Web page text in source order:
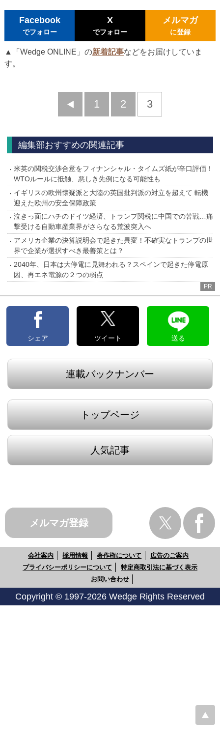
Facebook
でフォロー
X
でフォロー
メルマガ
に登録
▲「Wedge ONLINE」の新着記事などをお届けしていま
す。
前
1 2 3
編集部おすすめの関連記事
米英の関税交渉合意をフィナンシャル・タイムズ紙が辛口評価！
WTOルールに抵触、悪しき先例になる可能性も
イギリスの欧州懐疑派と大陸の英国批判派の対立を超えて 転機
迎えた欧州の安全保障政策
泣きっ面にハチのドイツ経済、トランプ関税に中国での苦戦…痛
撃受ける自動車産業界がさらなる荒波突入へ
アメリカ企業の決算説明会で起きた異変！不確実なトランプの世
界で企業が選択すべき最善策とは？
2040年、日本は大停電に見舞われる？スペインで起きた停電原
因、再エネ電源の２つの弱点
PR
シェア ツイート 送る
連載バックナンバー
トップページ
人気記事
メルマガ登録
会社案内 採用情報 著作権について
広告のご案内
プライバシーポリシーについて
特定商取引法に基づく表示
お問い合わせ
Copyright © 1997-2026 Wedge Rights Reserved